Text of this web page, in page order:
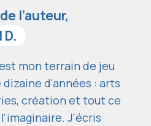
l’auteur,
D.
mon terrain de jeu
dizaine d'années : arts
création et tout ce
J'écris